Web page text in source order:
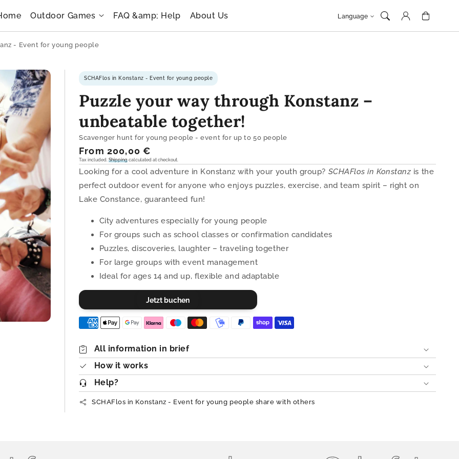
Outdoor Games FAQ &amp; Help About Us Language Cart
- Event for young people
SCHAFlos in Konstanz - Event for young people
Puzzle your way through Konstanz –
unbeatable together!
Scavenger hunt for young people - event for up to 50 people
Regular
price
From 200,00 €
Tax included. Shippingcalculated at checkout.
Looking for a cool adventure in Konstanz with your youth group? SCHAFlos in Konstanzis the
perfect outdoor event for anyone who enjoys puzzles, exercise, and team spirit – right on
Lake Constance, guaranteed fun!
City adventures especially for young people
For groups such as school classes or confirmation candidates
Puzzles, discoveries, laughter – traveling together
For large groups with event management
Ideal for ages 14 and up, flexible and adaptable
Jetzt buchen
All information in brief
How it works
Help?
SCHAFlos in Konstanz - Event for young people share with others